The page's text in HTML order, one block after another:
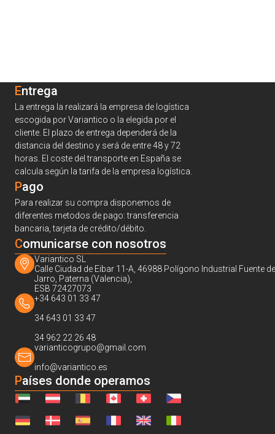
Entrega
La entrega la realizará la empresa de logística
escogida por Variantico o la elegida por el
cliente. El plazo de entrega dependerá de la
distancia del destino y será de entre 48 y 72
horas. El coste del transporte en España se
calcula según la tarifa de la empresa logística.
Pago
Para realizar su compra disponemos de
diferentes metodos de pago: transferencia
bancaria, tarjeta de crédito/débito.
Comunicarse con nosotros
Variantico SL
Calle Ciudad de Eibar 11-A, 46988 Polígono Industrial Fuente
Jarro, Paterna (Valencia),
ESB 72427073
+34 643 01 33 47
34 643 01 33 47
34 962 22 26 48
varianticogrupo@gmail.com
info@variantico.es
Países donde operamos